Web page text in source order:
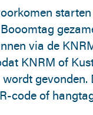
via de
KNRM of
code of